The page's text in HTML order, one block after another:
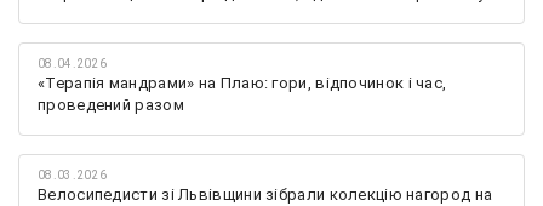
08.04.2026
«Терапія мандрами» на Плаю: гори, відпочинок і час,
проведений разом
08.03.2026
Велосипедисти зі Львівщини зібрали колекцію нагород на